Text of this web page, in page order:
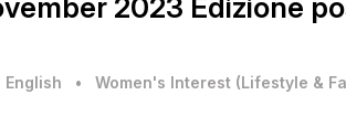
2023 Edizione
English • Women's Interest (Lifestyle &